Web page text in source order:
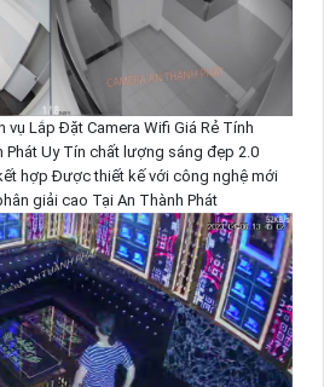
vụ Lắp Đặt Camera Wifi Giá Rẻ Tính
Uy Tín chất lượng sáng đẹp 2.0
hợp Được thiết kế với công nghệ mới
giải cao Tại An Thành Phát